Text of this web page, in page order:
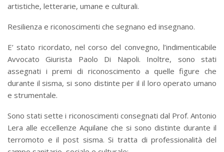
artistiche, letterarie, umane e culturali.
Resilienza e riconoscimenti che segnano ed insegnano.
E’ stato ricordato, nel corso del convegno, l’indimenticabile
Avvocato Giurista Paolo Di Napoli. Inoltre, sono stati
assegnati i premi di riconoscimento a quelle figure che
durante il sisma, si sono distinte per il il loro operato umano
e strumentale.
Sono stati sette i riconoscimenti consegnati dal Prof. Antonio
Lera alle eccellenze Aquilane che si sono distinte durante il
terromoto e il post sisma. Si tratta di professionalità del